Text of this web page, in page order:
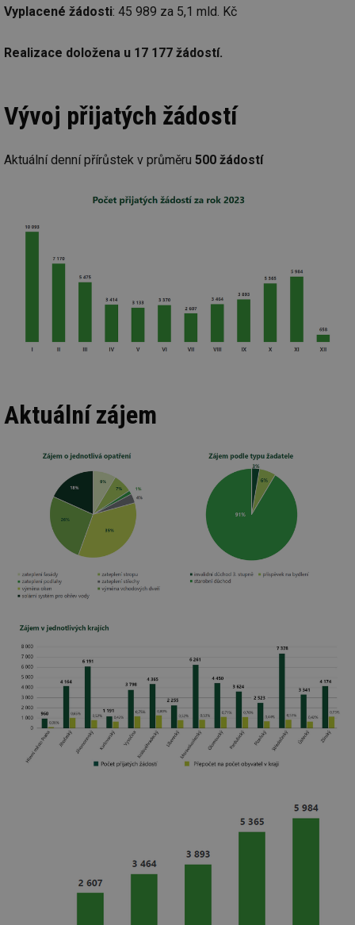
Vyplacené žádosti: 45 989 za 5,1 mld. Kč
Realizace doložena u 17 177 žádostí.
Vývoj přijatých žádostí
Aktuální denní přírůstek v průměru 500 žádostí
Aktuální zájem